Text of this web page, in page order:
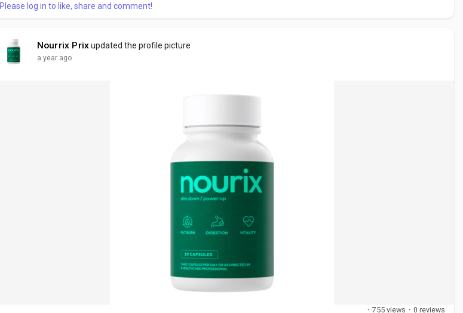
Please log in to like, share and comment!
Nourrix Prix updated the profile picture
a year ago
· 755 views · 0 reviews